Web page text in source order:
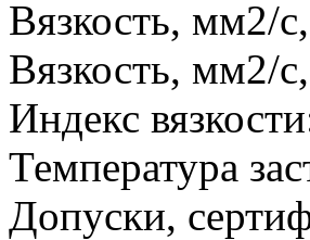
Вязкость, мм2/
Вязкость, мм2/
Индекс
Температура
Допуски,